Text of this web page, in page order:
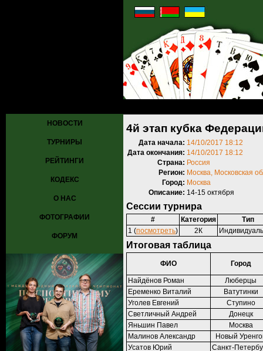
НОВОСТИ
ТУРНИРЫ
РЕЙТИНГИ
КОДЕКС
О НАС
ФОТОГРАФИИ
ФОРУМ
4й этап кубка
Дата начала: 14/10/2017 18:12
Дата окончания: 14/10/2017 18:12
Страна: Россия
Регион: Москва, Московская
Город: Москва
Описание: 14-15 октября
Сессии турнира
# Категория
Тип
1 (посмотреть) 2К
Итоговая таблица
ФИО Город
Найдёнов Роман
Люберцы
Еременко Виталий
Ватутинки
Уголев Евгений
Ступино
Светличный Андрей
Донецк
Яньшин Павел
Москва
Малинов Александр
Новый
Усатов Юрий
Санкт-